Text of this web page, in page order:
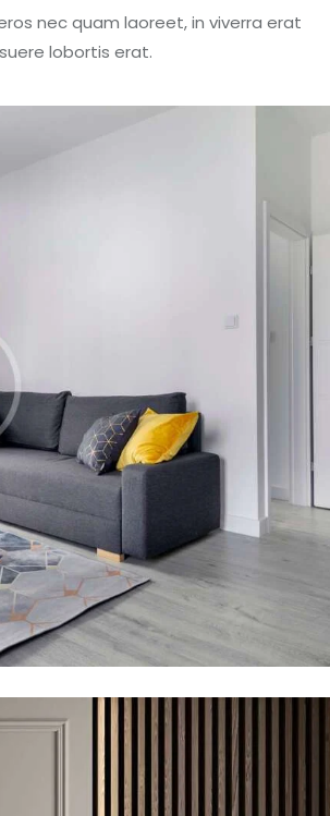
nec quam laoreet, in viverra erat
lobortis erat.